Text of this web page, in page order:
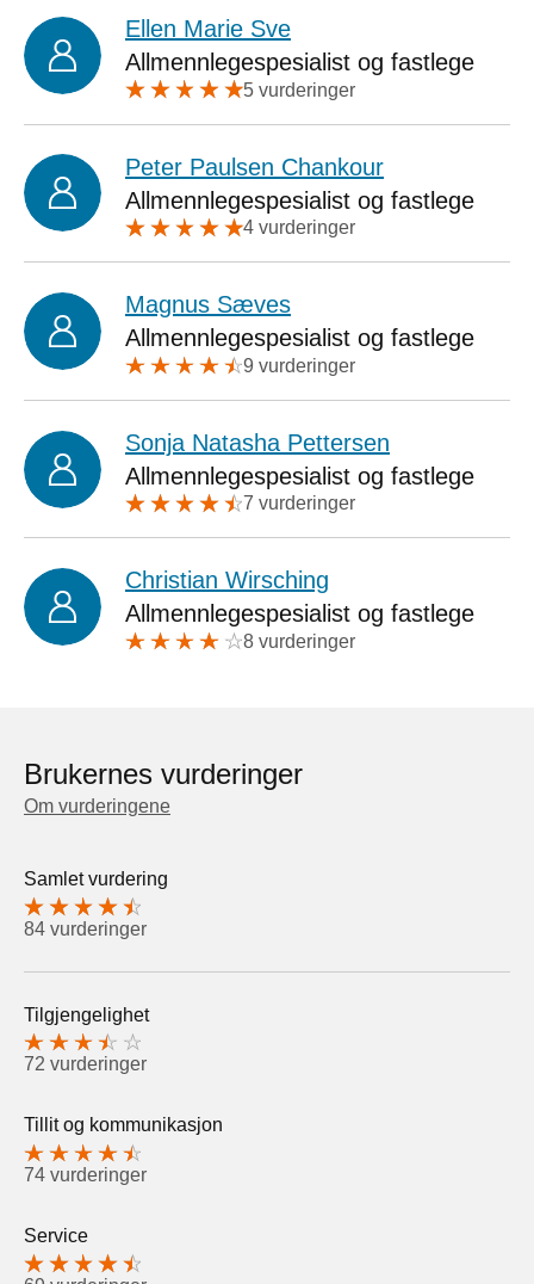
Ellen Marie Sve
Allmennlegespesialist og fastlege
5 vurderinger
Peter Paulsen Chankour
Allmennlegespesialist og fastlege
4 vurderinger
Magnus Sæves
Allmennlegespesialist og fastlege
9 vurderinger
Sonja Natasha Pettersen
Allmennlegespesialist og fastlege
7 vurderinger
Christian Wirsching
Allmennlegespesialist og fastlege
8 vurderinger
Brukernes vurderinger
Om vurderingene
Samlet vurdering
84 vurderinger
Tilgjengelighet
72 vurderinger
Tillit og kommunikasjon
74 vurderinger
Service